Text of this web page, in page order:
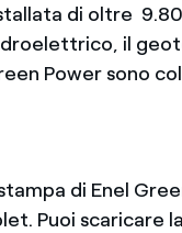
di oltre
il
Power sono
di Enel
Puoi scaricare